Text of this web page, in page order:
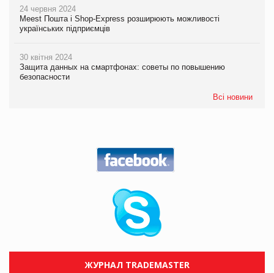
24 червня 2024
Meest Пошта і Shop-Express розширюють можливості
українських підприємців
30 квітня 2024
Защита данных на смартфонах: советы по повышению
безопасности
Всі новини
ЖУРНАЛ TRADEMASTER